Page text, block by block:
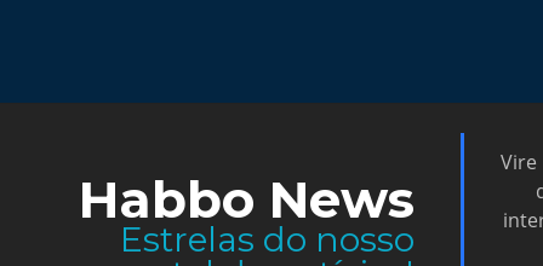
Habbo News
Estrelas do nosso
Vire